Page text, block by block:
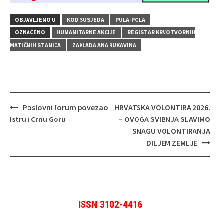
OBJAVLJENO U KOD SUSJEDA
PULA-POLA
OZNAČENO
HUMANITARNE AKCIJE
REGISTAR KRVOTVORNIH
MATIČNIH STANICA
ZAKLADA ANA RUKAVINA
Navigacija
objava
Poslovni forum povezao
Istru i Crnu Goru
HRVATSKA VOLONTIRA 2026.
– OVOGA SVIBNJA SLAVIMO
SNAGU VOLONTIRANJA
DILJEM ZEMLJE
ISSN 3102-4416